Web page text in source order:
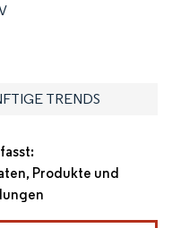
TRENDS
Produkte und